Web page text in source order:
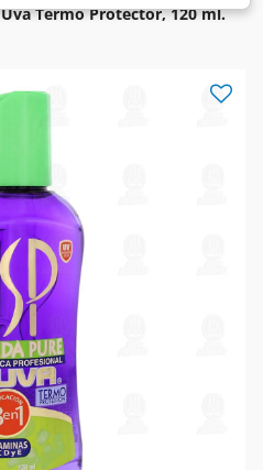
Termo Protector, 120 ml.